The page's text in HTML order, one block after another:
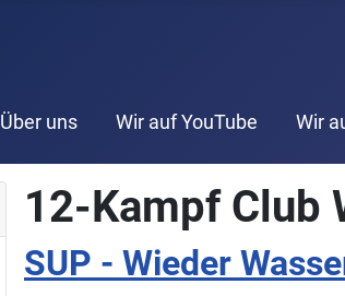
Über uns Wir auf YouTube Wir
12-Kampf Club
SUP - Wieder